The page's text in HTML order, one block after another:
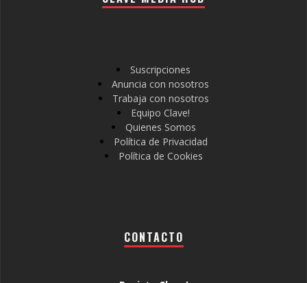
Suscripciones
Anuncia con nosotros
Trabaja con nosotros
Equipo Clave!
Quienes Somos
Política de Privacidad
Política de Cookies
CONTACTO